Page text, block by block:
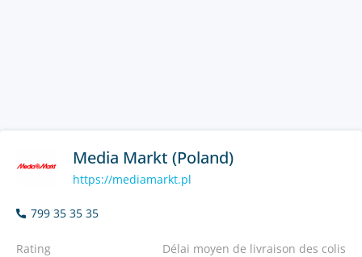
Media Markt (Poland)
https://mediamarkt.pl
799 35 35 35
Rating Délai moyen de livraison des colis